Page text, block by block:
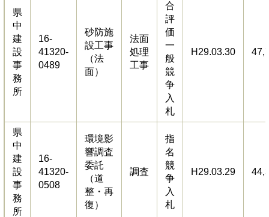
県
中
建
設
事
務
所
16-
41320-
0489
砂防施
設工事
（法
面）
法面
処理
工事
合
評
価
一
般
競
争
入
札
H29.03.30
県
中
建
設
事
務
所
16-
41320-
0508
環境影
響調査
委託
（道
整・再
復）
調査
指
名
競
争
入
札
H29.03.29